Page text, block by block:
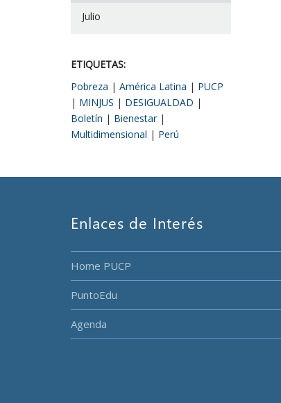
Julio
ETIQUETAS:
Pobreza | América Latina | PUCP
| MINJUS | DESIGUALDAD |
Boletín | Bienestar|
Multidimensional | Perú
Enlaces de Interés
Home PUCP
PuntoEdu
Agenda